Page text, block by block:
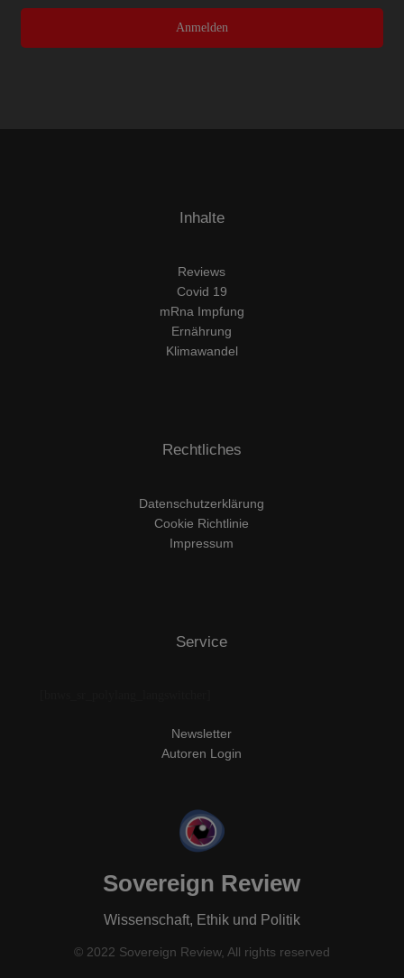
Anmelden
Inhalte
Reviews
Covid 19
mRna Impfung
Ernährung
Klimawandel
Rechtliches
Datenschutzerklärung
Cookie Richtlinie
Impressum
Service
Newsletter
Autoren Login
Sovereign Review
Wissenschaft, Ethik und Politik
© 2022 Sovereign Review, All rights reserved